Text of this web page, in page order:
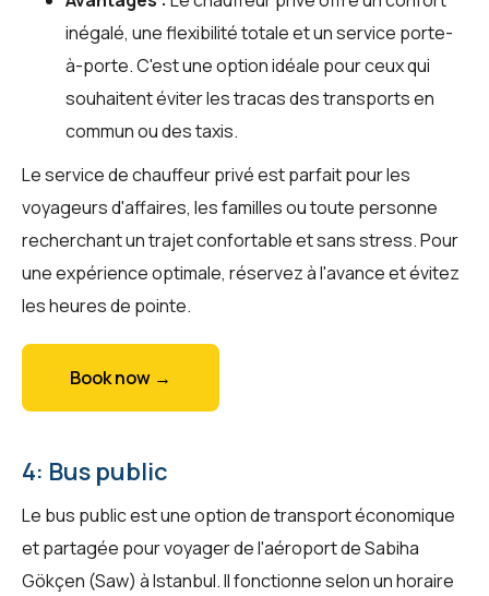
inégalé, une flexibilité totale et un service porte-
à-porte. C'est une option idéale pour ceux qui
souhaitent éviter les tracas des transports en
commun ou des taxis.
Le service de chauffeur privé est parfait pour les
voyageurs d'affaires, les familles ou toute personne
recherchant un trajet confortable et sans stress. Pour
une expérience optimale, réservez à l'avance et évitez
les heures de pointe.
Book now →
4: Bus public
Le bus public est une option de transport économique
et partagée pour voyager de l'aéroport de Sabiha
Gökçen (Saw) à Istanbul. Il fonctionne selon un horaire